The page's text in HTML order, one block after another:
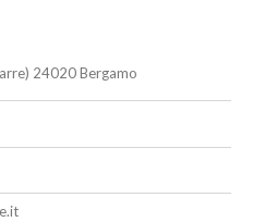
24020 Bergamo